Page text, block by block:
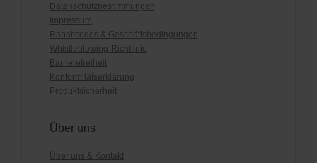
Datenschutzbestimmungen
Impressum
Rabattcodes & Geschäftsbedingungen
Whistleblowing-Richtlinie
Barrierefreiheit
Konformitätserklärung
Produktsicherheit
Über uns
Über uns & Kontakt